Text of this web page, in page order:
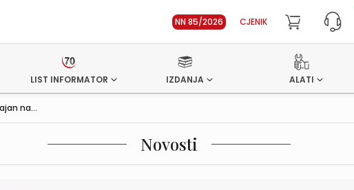
NN 85/2026 CJENIK
LIST INFORMATOR IZDANJA ALATI
na...
Novosti